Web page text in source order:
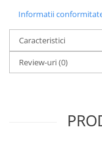
Informatii
Caracteristici
Review-uri(0)